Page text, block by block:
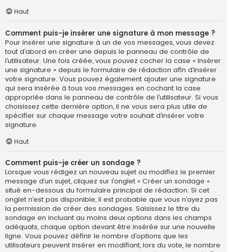
Haut
Comment puis-je insérer une signature à mon message ?
Pour insérer une signature à un de vos messages, vous devez
tout d’abord en créer une depuis le panneau de contrôle de
l’utilisateur. Une fois créée, vous pouvez cocher la case « Insérer
une signature » depuis le formulaire de rédaction afin d’insérer
votre signature. Vous pouvez également ajouter une signature
qui sera insérée à tous vos messages en cochant la case
appropriée dans le panneau de contrôle de l’utilisateur. Si vous
choisissez cette dernière option, il ne vous sera plus utile de
spécifier sur chaque message votre souhait d’insérer votre
signature.
Haut
Comment puis-je créer un sondage ?
Lorsque vous rédigez un nouveau sujet ou modifiez le premier
message d’un sujet, cliquez sur l’onglet « Créer un sondage »
situé en-dessous du formulaire principal de rédaction. Si cet
onglet n’est pas disponible, il est probable que vous n’ayez pas
la permission de créer des sondages. Saisissez le titre du
sondage en incluant au moins deux options dans les champs
adéquats, chaque option devant être insérée sur une nouvelle
ligne. Vous pouvez définir le nombre d’options que les
utilisateurs peuvent insérer en modifiant, lors du vote, le nombre